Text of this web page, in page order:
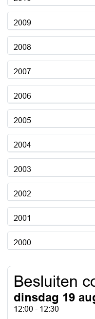
2009
2008
2007
2006
2005
2004
2003
2002
2001
2000
Besluiten
dinsdag 19
12:00 - 12:30